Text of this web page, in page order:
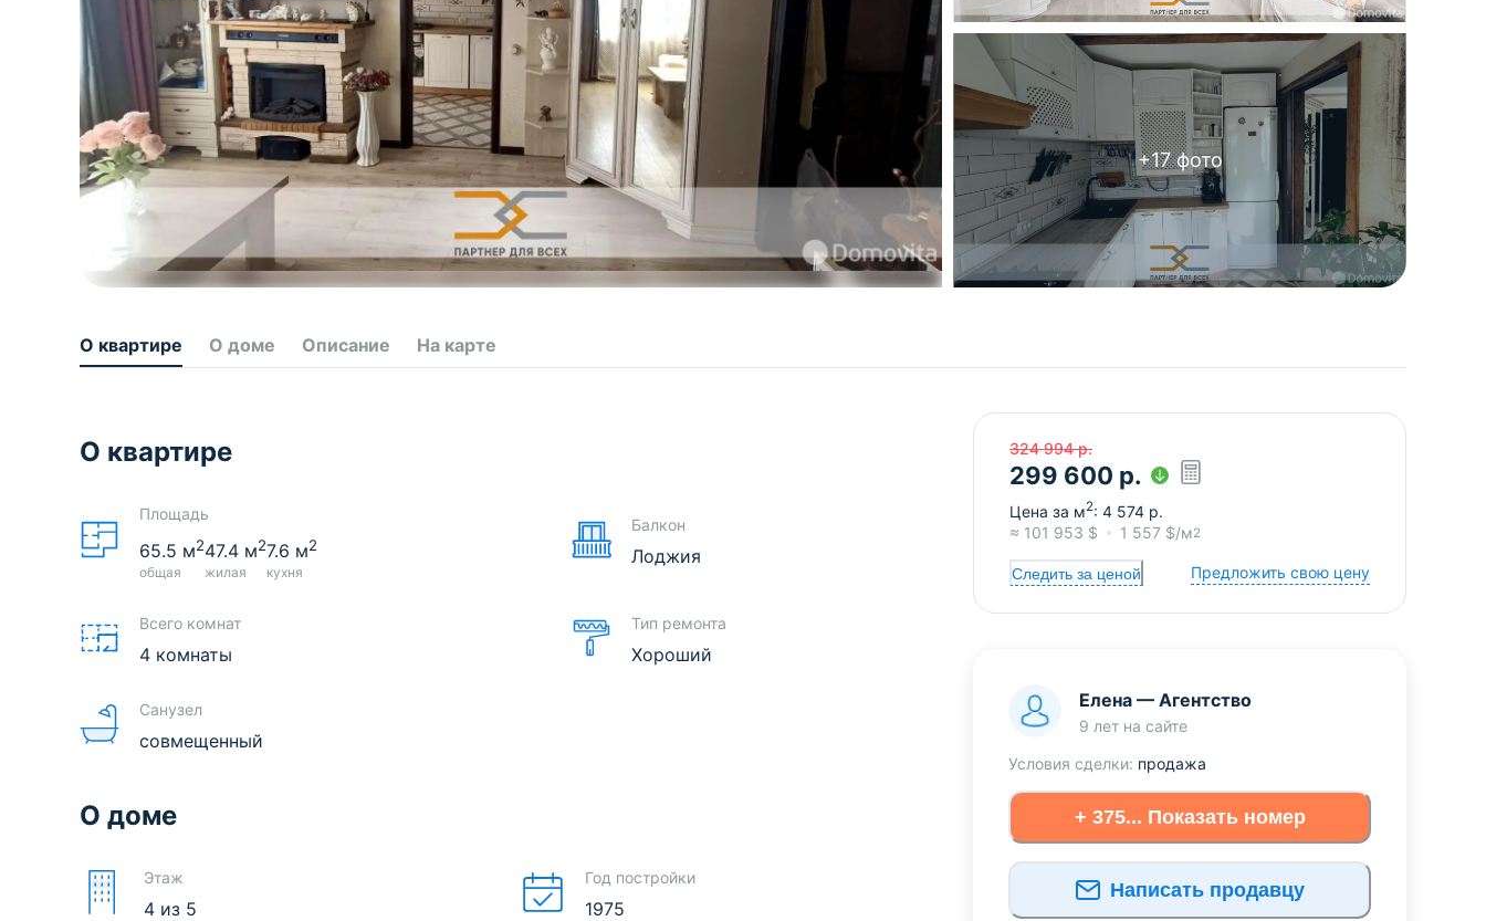
+17фото
О квартире О доме Описание На карте
О квартире
Площадь
65.5 м2
общая
47.4 м2
жилая
7.6 м2
кухня
Всего комнат
4 комнаты
Санузел
совмещенный
Балкон
Лоджия
Тип ремонта
Хороший
О доме
Этаж
4 из 5
Год постройки
1975
324 994 р.
299 600 р.
Цена за м2: 4 574 р.
≈ 101 953 $ 1 557 $/м2
Следить за ценой Предложить свою цену
Елена — Агентство
9 лет на сайте
Условия сделки: продажа
+ 375... Показать номер
Написать продавцу